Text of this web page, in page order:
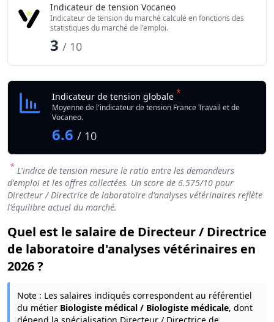
Indicateur de tension Vocaneo
Indicateur de tension du marché calculé en fonctions des
statistiques du marché de l'emploi.
3 / 10
Indicateur de tension globale *
Moyenne de l'indicateur de tension France Travail et de
Vocaneo.
6.6 / 10
* L'indice de tension mesure le ratio entre les demandeurs
d'emploi et les offres collectées. Un score de 6.575/10 pour
Directeur / Directrice de laboratoire d'analyses vétérinaires reflète
l'équilibre actuel du marché.
Quel est le salaire de Directeur / Directrice
de laboratoire d'analyses vétérinaires en
2026 ?
Note : Les salaires indiqués correspondent au référentiel
du métier Biologiste médical / Biologiste médicale, dont